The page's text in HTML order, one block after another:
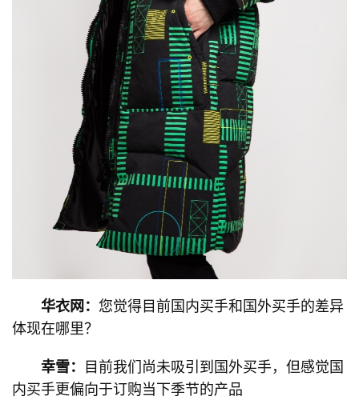
华衣网： 您觉得目前国内买手和国外买手的差异
体现在哪里？
幸雪：
目前我们尚未吸引到国外买手，但感觉国
内买手更偏向于订购当下季节的产品